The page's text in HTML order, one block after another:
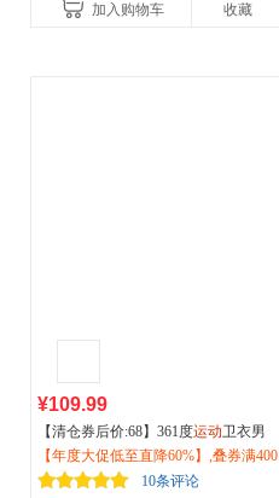
加入购物车 收藏
¥109.99
【清仓券后价:68】361度运动卫衣男
士秋季长袖T恤圆领套头上衣宽松打底
衫632533807
【年度大促低至直降60%】,叠券满400
减150/600减230,立即抢购！
10条评论